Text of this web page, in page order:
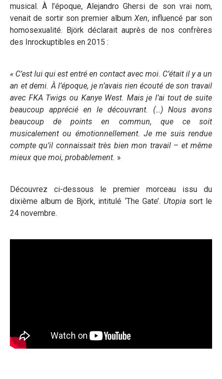
musical. À l’époque, Alejandro Ghersi de son vrai nom,
venait de sortir son premier album Xen, influencé par son
homosexualité. Björk déclarait auprès de nos confrères
des Inrockuptibles en 2015 :
« C’est lui qui est entré en contact avec moi. C’était il y a un
an et demi. À l’époque, je n’avais rien écouté de son travail
avec FKA Twigs ou Kanye West. Mais je l’ai tout de suite
beaucoup apprécié en le découvrant. (…) Nous avons
beaucoup de points en commun, que ce soit
musicalement ou émotionnellement. Je me suis rendue
compte qu’il connaissait très bien mon travail – et même
mieux que moi, probablement. »
Découvrez ci-dessous le premier morceau issu du
dixième album de Björk, intitulé ‘The Gate’. Utopiasort le
24 novembre.